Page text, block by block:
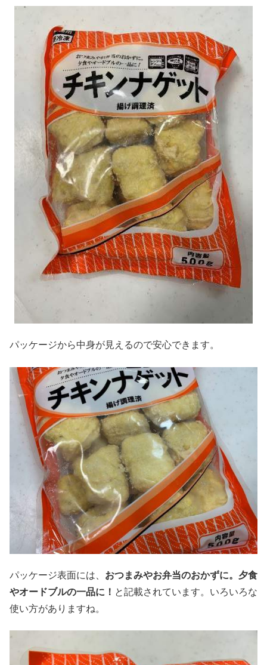
パッケージから中身が見えるので安心できます。
パッケージ表面には、 おつまみやお弁当のおかずに。夕食
やオードブルの一品に！ と記載されています。いろいろな
使い方がありますね。